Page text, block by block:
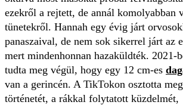
ezekről a rejtett, de annál komolyabban
tünetekről. Hannah egy évig járt
panaszaival, de nem sok sikerrel járt az
mert mindenhonnan hazaküldték. 2021-
tudta meg végül, hogy egy 12 cm-es
van a gerincén. A TikTokon osztotta meg
történetét, a rákkal folytatott küzdelmét,